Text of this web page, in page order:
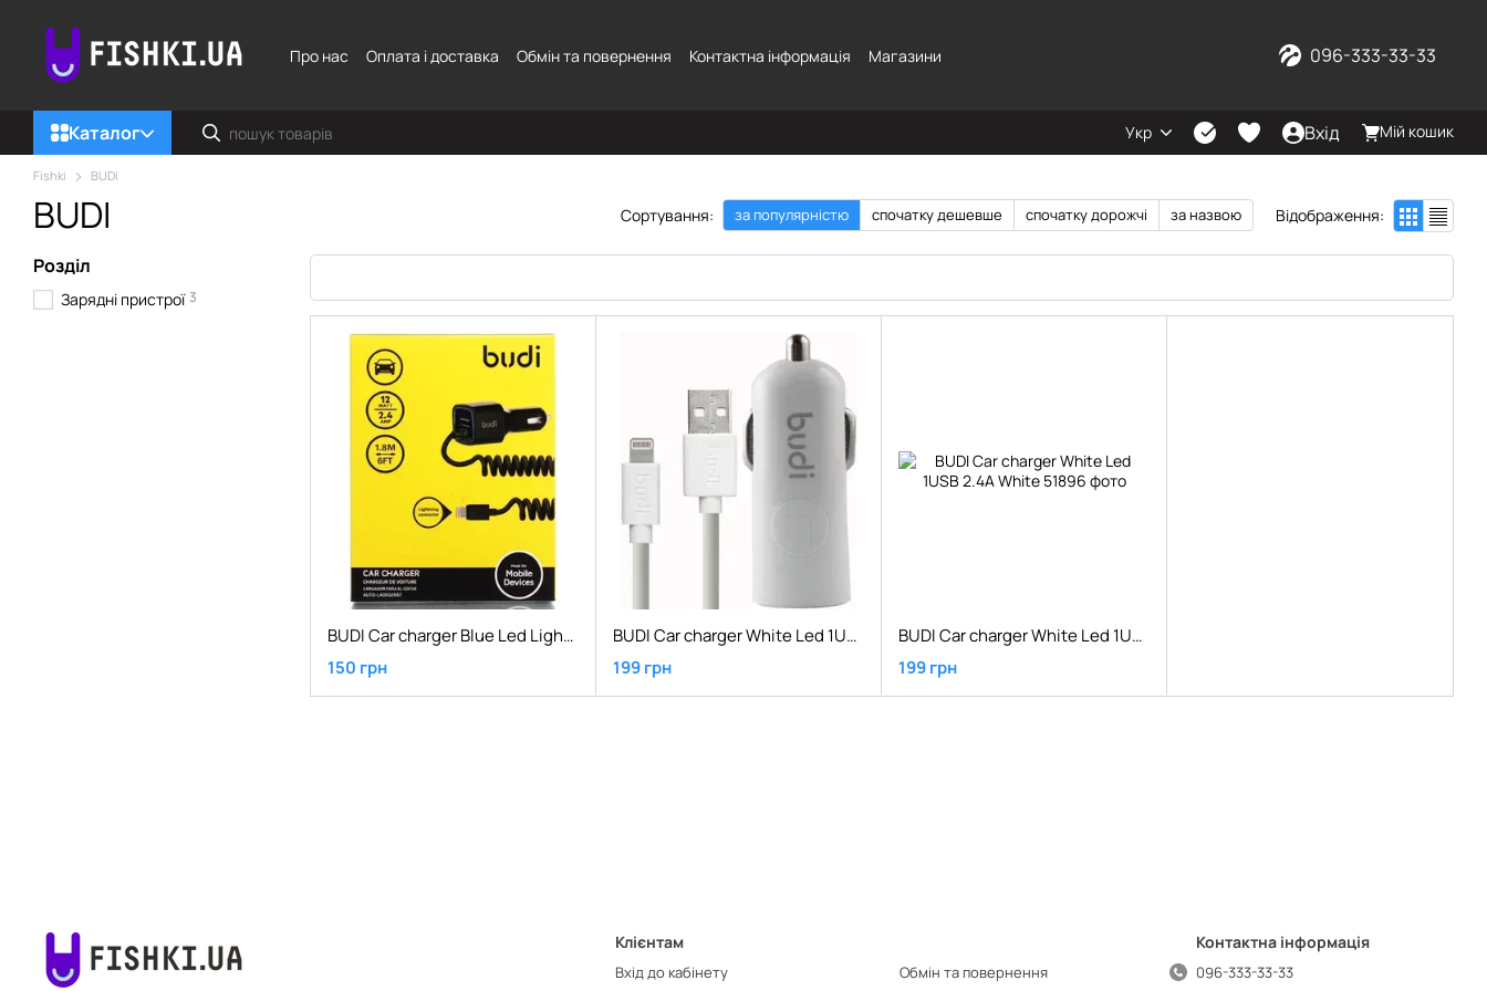
Про нас
Оплата і доставка Обмін та повернення Контактна інформація Магазини 096-333-33-33
Каталог Укр Вхід Мій кошик
Fishki BUDI
BUDI Сортування: за популярністю спочатку дешевше спочатку дорожчі за назвою Відображення:
BUDI Car charger Blue Led Lightning 1.2 m + 1USB 2.4A Black
150 грн
BUDI Car charger White Led 1USB 2.4A + Lightning cable 1.2 m White
199 грн
BUDI Car charger White Led 1USB 2.4A White
199 грн
Розділ
Зарядні пристрої 3
Клієнтам
Вхід до кабінету
Обмін та повернення
Контактна інформація
096-333-33-33